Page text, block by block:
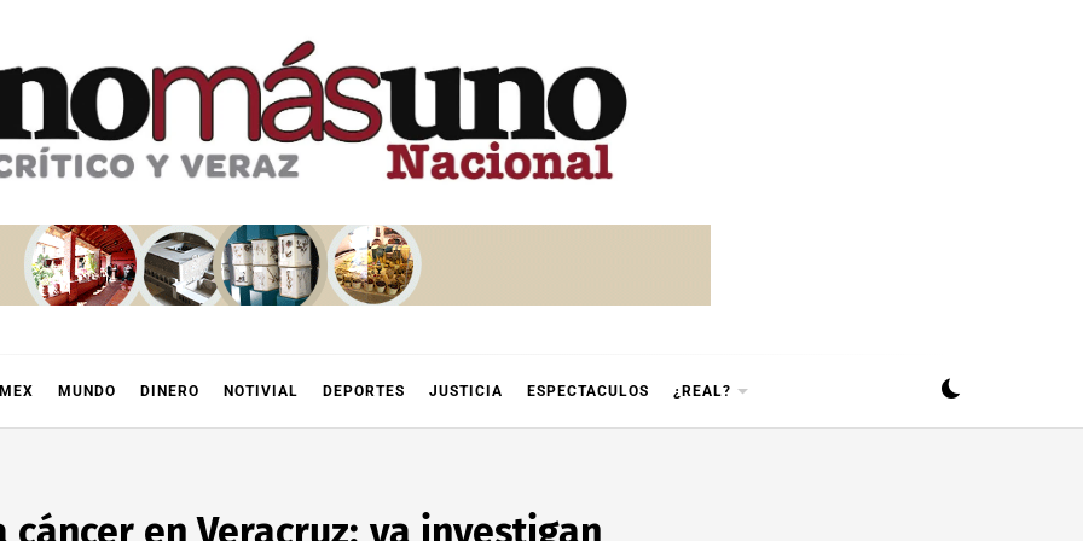
MUNDO DINERO NOTIVIAL DEPORTES JUSTICIA ESPECTACULOS ¿REAL?
en Veracruz; ya investigan